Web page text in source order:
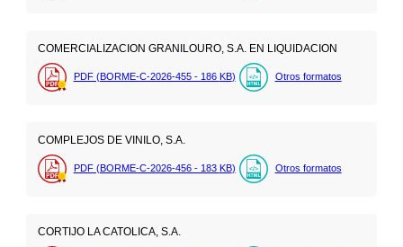
COMERCIALIZACION GRANILOURO, S.A. EN LIQUIDACION
PDF (BORME-C-2026-455 - 186 KB) Otros formatos
COMPLEJOS DE VINILO, S.A.
PDF (BORME-C-2026-456 - 183 KB) Otros formatos
CORTIJO LA CATOLICA, S.A.